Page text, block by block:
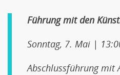
Führung mit den
Sonntag, 7. Mai |
Abschlussführung mit